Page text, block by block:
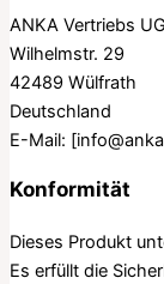
ANKA Vertriebs UG
Wilhelmstr. 29
42489 Wülfrath
Deutschland
E-Mail:
Konformität
Dieses Produkt
Es erfüllt die